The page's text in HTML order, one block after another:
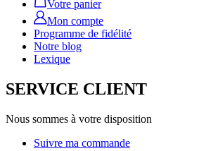
Votre panier
Mon compte
Programme de fidélité
Notre blog
Lexique
SERVICE CLIENT
Nous sommes à votre disposition
Suivre ma commande